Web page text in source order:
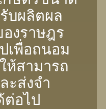
บผลิตผล
งราษฎร
เพื่อถนอม
ห้สามารถ
ะส่งจํา
ต่อไป